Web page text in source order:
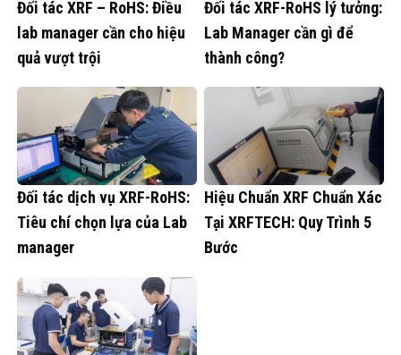
Đối tác XRF – RoHS: Điều
lab manager cần cho hiệu
quả vượt trội
Đối tác XRF-RoHS lý tưởng:
Lab Manager cần gì để
thành công?
Đối tác dịch vụ XRF-RoHS:
Tiêu chí chọn lựa của Lab
manager
Hiệu Chuẩn XRF Chuẩn Xác
Tại XRFTECH: Quy Trình 5
Bước